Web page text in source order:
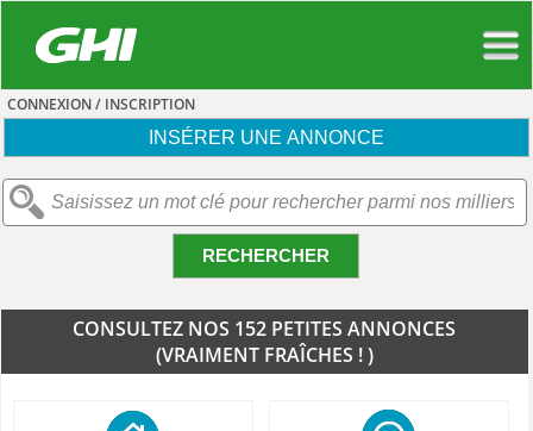
CONNEXION / INSCRIPTION
CONSULTEZ NOS 152 PETITES ANNONCES
(VRAIMENT FRAÎCHES ! )
INSÉRER UNE ANNONCE
RECHERCHER